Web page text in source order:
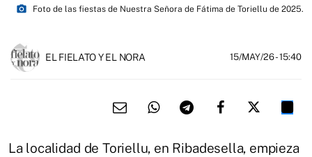
photo_camera Foto de las fiestas de Nuestra Señora de Fátima de Toriellu de 2025.
EL FIELATO Y EL NORA 15/MAY/26- 15:40
La localidad de Toriellu, en Ribadesella, empieza